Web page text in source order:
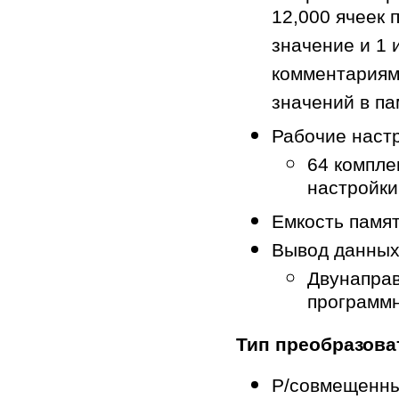
12,000 ячеек
значение и 1
значений в
Рабочие
64
Емкость
Вывод
Тип
Р/